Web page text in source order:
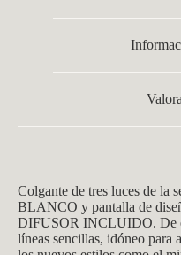
Colgante de tres luces de la
BLANCO y pantalla de
DIFUSOR INCLUIDO. De
líneas sencillas, idóneo para